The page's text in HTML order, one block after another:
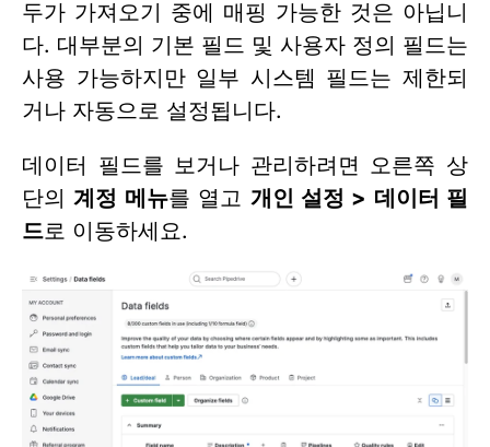
두가 가져오기 중에 매핑 가능한 것은 아닙니
다. 대부분의 기본 필드 및 사용자 정의 필드는
사용 가능하지만 일부 시스템 필드는 제한되
거나 자동으로 설정됩니다.
데이터 필드를 보거나 관리하려면 오른쪽 상
단의계정 메뉴를 열고 개인 설정 > 데이터 필
드로 이동하세요.